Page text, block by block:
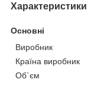
Характеристики
Основні
Виробник
Країна виробник
Об`єм